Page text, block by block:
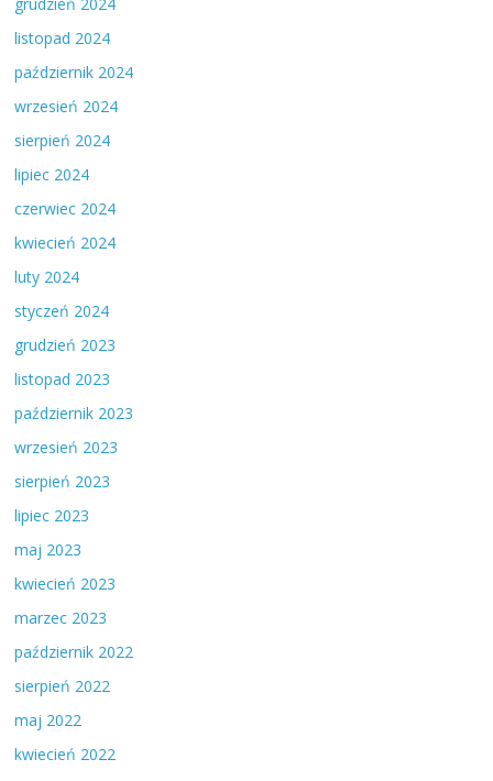
listopad 2024
październik 2024
wrzesień 2024
sierpień 2024
lipiec 2024
czerwiec 2024
kwiecień 2024
luty 2024
styczeń 2024
grudzień 2023
listopad 2023
październik 2023
wrzesień 2023
sierpień 2023
lipiec 2023
maj 2023
kwiecień 2023
marzec 2023
październik 2022
sierpień 2022
maj 2022
kwiecień 2022